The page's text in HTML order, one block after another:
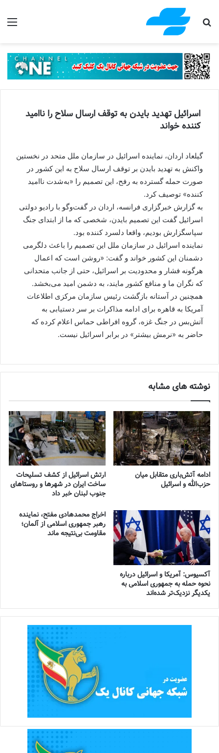
جستجو برای
اسرائیل تهدید بایدن به توقف ارسال سلاح را ناامید
کننده خواند
گیلعاد اردان، نماینده اسرائیل در سازمان ملل متحد در نخستین
واکنش به تهدید بایدن بر توقف ارسال سلاح به این کشور در
صورت حمله گسترده به رفح، این تصمیم را «به‌شدت ناامید
کننده» توصیف کرد.
به گزارش خبرگزاری فرانسه، اردان در گفت‌وگو با رادیو دولتی
اسرائیل گفت این تصمیم بایدن، شخصی که ما از ابتدای جنگ
سپاسگزارش بودیم، واقعا دلسرد کننده بود.
نماینده اسرائیل در سازمان ملل این تصمیم را باعث دلگرمی
دشمنان این کشور خواند و گفت: «روشن است که اعمال
هرگونه فشار و محدودیت بر اسرائیل، حتی از جانب متحدانی
که نگران ما و منافع کشور مایند، به دشمن امید می‌بخشد.
همچنین در آستانه بازگشت رئیس سازمان مرکزی اطلاعات
آمریکا به قاهره برای ادامه مذاکرات بر سر دستیابی به
آتش‌بس در جنگ غزه، گروه افراطی حماس اعلام کرده که
حاضر به «نرمش بیشتر» در برابر اسرائیل نیست.
نوشته های مشابه
ادامه آتش‌باری متقابل میان
حزب‌الله و اسرائیل
ارتش اسرائیل از کشف تسلیحات
ساخت ایران در شهرها و روستاهای
جنوب لبنان خبر داد
آکسیوس: آمریکا و اسرائیل درباره
نحوه حمله به جمهوری اسلامی به
یکدیگر نزدیک‌تر شده‌اند
اخراج محمدهادی مفتح، نماینده
رهبر جمهوری اسلامی از آلمان؛
مقاومت بی‌نتیجه ماند